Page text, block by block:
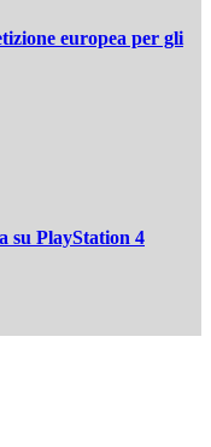
europea per gli
su PlayStation 4